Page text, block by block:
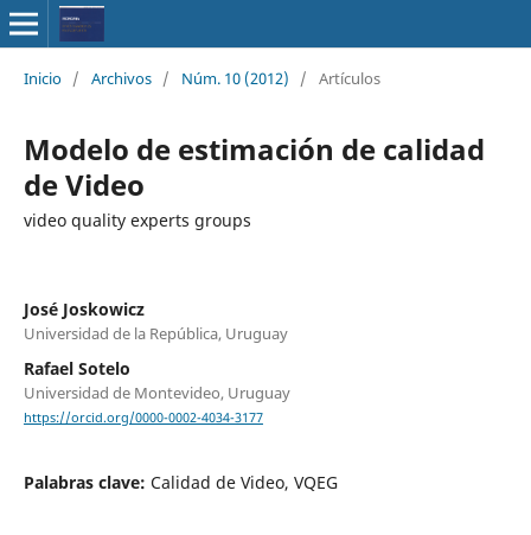
Inicio / Archivos / Núm. 10 (2012) / Artículos
Modelo de estimación de calidad
de Video
video quality experts groups
José Joskowicz
Universidad de la República, Uruguay
Rafael Sotelo
Universidad de Montevideo, Uruguay
https://orcid.org/0000-0002-4034-3177
Palabras clave: Calidad de Video, VQEG